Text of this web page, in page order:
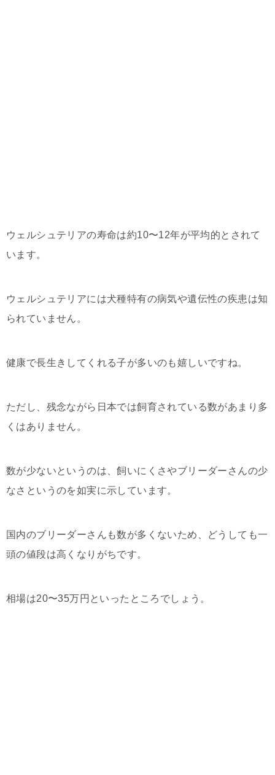
ウェルシュテリアの寿命は約10〜12年が平均的とされて
います。
ウェルシュテリアには犬種特有の病気や遺伝性の疾患は知
られていません。
健康で長生きしてくれる子が多いのも嬉しいですね。
ただし、残念ながら日本では飼育されている数があまり多
くはありません。
数が少ないというのは、飼いにくさやブリーダーさんの少
なさというのを如実に示しています。
国内のブリーダーさんも数が多くないため、どうしても一
頭の値段は高くなりがちです。
相場は20〜35万円といったところでしょう。